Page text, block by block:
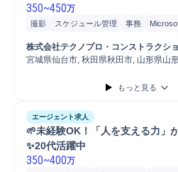
350~450万
撮影 スケジュール管理 事務
プロジェクト
書類作成
株式会社テクノプロ・コンストラクシ
宮城県仙台市, 秋田県秋田市, 山形県山
もっと見る
エージェント求人
🌱未経験OK！「人を支える力」
✨20代活躍中
350~400万